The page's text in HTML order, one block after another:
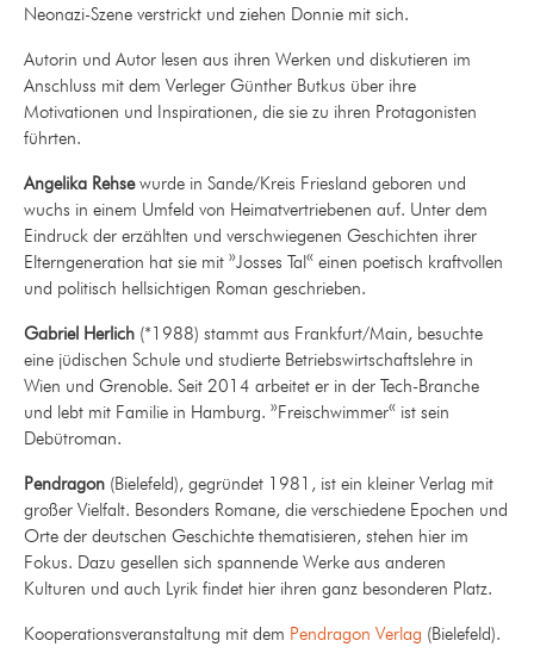
Neonazi-Szene verstrickt und ziehen Donnie mit sich.
Autorin und Autor lesen aus ihren Werken und diskutieren im
Anschluss mit dem Verleger Günther Butkus über ihre
Motivationen und Inspirationen, die sie zu ihren Protagonisten
führten.
Angelika Rehsewurde in Sande/Kreis Friesland geboren und
wuchs in einem Umfeld von Heimatvertriebenen auf. Unter dem
Eindruck der erzählten und verschwiegenen Geschichten ihrer
Elterngeneration hat sie mit »Josses Tal« einen poetisch kraftvollen
und politisch hellsichtigen Roman geschrieben.
Gabriel Herlich (*1988) stammt aus Frankfurt/Main, besuchte
eine jüdischen Schule und studierte Betriebswirtschaftslehre in
Wien und Grenoble. Seit 2014 arbeitet er in der Tech-Branche
und lebt mit Familie in Hamburg. »Freischwimmer« ist sein
Debütroman.
Pendragon (Bielefeld), gegründet 1981, ist ein kleiner Verlag mit
großer Vielfalt. Besonders Romane, die verschiedene Epochen und
Orte der deutschen Geschichte thematisieren, stehen hier im
Fokus. Dazu gesellen sich spannende Werke aus anderen
Kulturen und auch Lyrik findet hier ihren ganz besonderen Platz.
Kooperationsveranstaltung mit dem Pendragon Verlag (Bielefeld).